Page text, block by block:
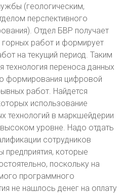
(геологическим,
перспективного
Отдел БВР получает
работ и формирует
на текущий период. Таким
технология переноса данных
формирования цифровой
работ. Найдется
использование
технологий в маркшейдерии
уровне. Надо отдать
сотрудников
которые
поскольку на
программного
не нашлось денег на оплату